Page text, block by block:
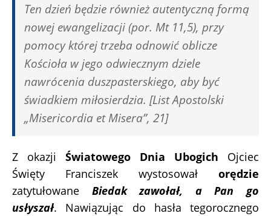
Ten dzień będzie również autentyczną formą
nowej ewangelizacji (por. Mt 11,5), przy
pomocy której trzeba odnowić oblicze
Kościoła w jego odwiecznym dziele
nawrócenia duszpasterskiego, aby być
świadkiem miłosierdzia. [List Apostolski
„Misericordia et Misera”, 21]
Z okazji Światowego Dnia Ubogich Ojciec
Święty Franciszek wystosował orędzie
zatytułowane Biedak zawołał, a Pan go
usłyszał. Nawiązując do hasła tegorocznego